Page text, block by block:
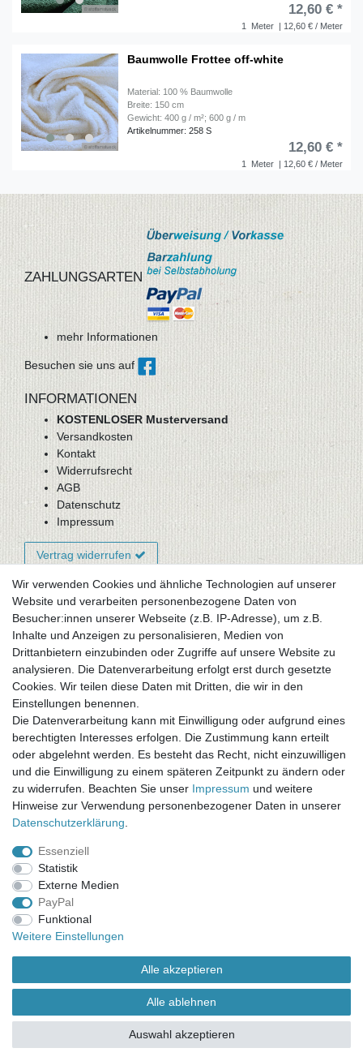
1 Meter | 12,60 € / Meter
12,60 € *
Baumwolle Frottee off-white
Material: 100 % Baumwolle
Breite: 150 cm
Gewicht: 400 g / m²; 600 g / m
Artikelnummer: 258 S
1 Meter | 12,60 € / Meter
12,60 € *
ZAHLUNGSARTEN
mehr Informationen
Besuchen sie uns auf
INFORMATIONEN
KOSTENLOSER Musterversand
Versandkosten
Kontakt
Widerrufsrecht
AGB
Datenschutz
Impressum
Vertrag widerrufen
Newsletter-Anmeldung
FAQ / Fragen
Mein Warenkorb
Mein Merkzettel
Mein Konto
UNSER LADENGESCHÄFT
Gottlieb-Daimler-Str. 10
33334 Gütersloh
ÖFFNUNGSZEITEN
Montag - Dienstag: 8.00 - 18.00 Uhr, Mittwoch Ruhetag,
Donnerstag: 8.00 - 18.00 Uhr, Freitag 8.00 - 14.00 Uhr
KUNDENSERVICE
Telefon: (05241) 403 22 38
E-Mail: info@stoffamstueck.de
Alle Preise inklusive gesetzlicher Mehrwertsteuer und
zuzüglichVersandkosten. * Pflichtfeld
Wir verwenden Cookies und ähnliche Technologien auf unserer
Website und verarbeiten personenbezogene Daten von
Besucher:innen unserer Webseite (z.B. IP-Adresse), um z.B.
Inhalte und Anzeigen zu personalisieren, Medien von
Drittanbietern einzubinden oder Zugriffe auf unsere Website zu
analysieren. Die Datenverarbeitung erfolgt erst durch gesetzte
Cookies. Wir teilen diese Daten mit Dritten, die wir in den
Einstellungen benennen.
Die Datenverarbeitung kann mit Einwilligung oder aufgrund eines
berechtigten Interesses erfolgen. Die Zustimmung kann erteilt
oder abgelehnt werden. Es besteht das Recht, nicht einzuwilligen
und die Einwilligung zu einem späteren Zeitpunkt zu ändern oder
zu widerrufen. Beachten Sie unser Impressum und weitere
Hinweise zur Verwendung personenbezogener Daten in unserer
Daten­schutz­erklärung
Essenziell
Statistik
Externe Medien
PayPal
Funktional
Weitere Einstellungen
Alle akzeptieren
Alle ablehnen
Auswahl akzeptieren